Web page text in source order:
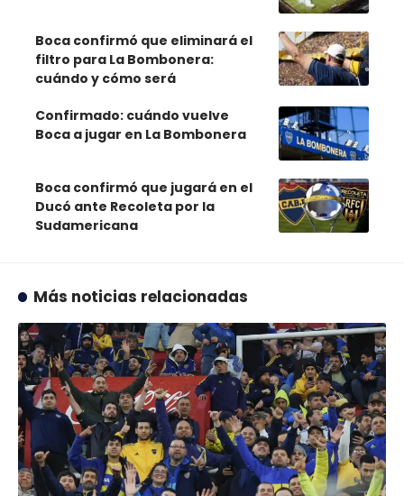
Boca confirmó que eliminará el
filtro para La Bombonera:
cuándo y cómo será
Confirmado: cuándo vuelve
Boca a jugar en La Bombonera
Boca confirmó que jugará en el
Ducó ante Recoleta por la
Sudamericana
Más noticias relacionadas